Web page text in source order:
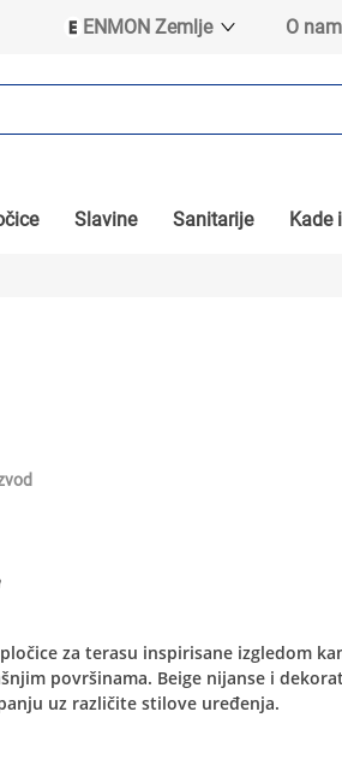
ENMON Zemlje
ENMON BIH
ENMON MKD
O
Slavine Sanitarije Kade
za terasu inspirisane izgledom
površinama. Beige nijanse i
uz različite stilove uređenja.